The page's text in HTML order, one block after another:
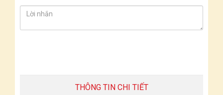
THÔNG TIN CHI TIẾT